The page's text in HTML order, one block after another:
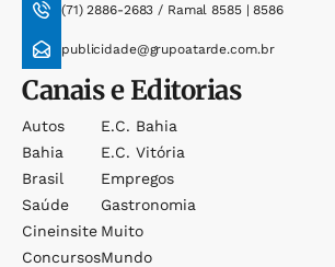
(71) 2886-2683 / Ramal 8585 | 8586
publicidade@grupoatarde.com.br
Canais e Editorias
Autos
Bahia
Brasil
Saúde
Cineinsite
Concursos
E.c. Bahia
E.c. Vitória
Empregos
Gastronomia
Muito
Mundo